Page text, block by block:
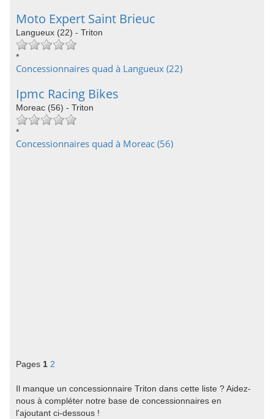
Moto Expert Saint Brieuc
Langueux (22) - Triton
*
Concessionnaires quad à Langueux (22)
Ipmc Racing Bikes
Moreac (56) - Triton
*
Concessionnaires quad à Moreac (56)
Pages 1 2
Il manque un concessionnaire Triton dans cette liste ? Aidez-
nous à compléter notre base de concessionnaires en
l'ajoutant ci-dessous !